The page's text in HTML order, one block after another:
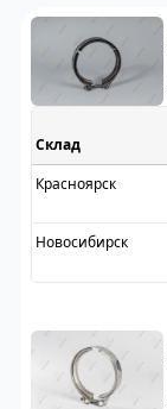
Склад
Красноярск
Новосибирск